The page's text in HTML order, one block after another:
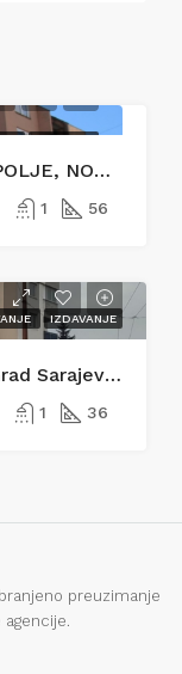
DVOSOBAN STAN, ALIPAŠINO POLJE, NOVI GRAD
1 56
IZDAVANJE
Stan 36 m2 – Švrakino – Novi Grad Sarajevo [Iznajmljivanje]
1 36
preuzimanje